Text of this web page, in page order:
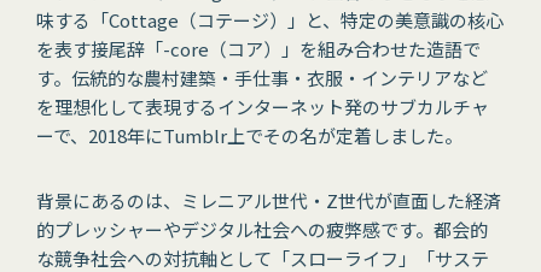
味する「Cottage（コテージ）」と、特定の美意識の核心
を表す接尾辞「-core（コア）」を組み合わせた造語で
す。伝統的な農村建築・手仕事・衣服・インテリアなど
を理想化して表現するインターネット発のサブカルチャ
ーで、2018年にTumblr上でその名が定着しました。
背景にあるのは、ミレニアル世代・Z世代が直面した経済
的プレッシャーやデジタル社会への疲弊感です。都会的
な競争社会への対抗軸として「スローライフ」「サステ